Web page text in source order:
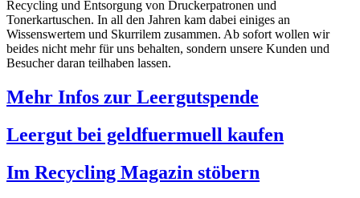
Recycling und Entsorgung von Druckerpatronen und
Tonerkartuschen. In all den Jahren kam dabei einiges an
Wissenswertem und Skurrilem zusammen. Ab sofort wollen wir
beides nicht mehr für uns behalten, sondern unsere Kunden und
Besucher daran teilhaben lassen.
Mehr Infos zur Leergutspende
Leergut bei geldfuermuell kaufen
Im Recycling Magazin stöbern